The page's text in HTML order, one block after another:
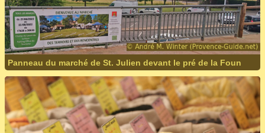
Panneau du marché de St. Julien devant le pré de la Foun